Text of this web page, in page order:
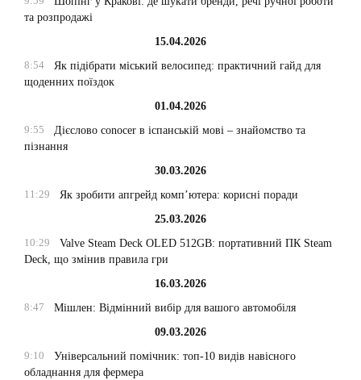
та розпродажі
15.04.2026
8:54
Як підібрати міський велосипед: практичний гайд для
щоденних поїздок
01.04.2026
9:55
Дієслово conocer в іспанській мові – знайомство та
пізнання
30.03.2026
11:29
Як зробити апгрейд комп’ютера: корисні поради
25.03.2026
10:29
Valve Steam Deck OLED 512GB: портативний ПК Steam
Deck, що змінив правила гри
16.03.2026
8:47
Мішлен: Відмінний вибір для вашого автомобіля
09.03.2026
9:10
Універсальний помічник: топ-10 видів навісного
обладнання для фермера